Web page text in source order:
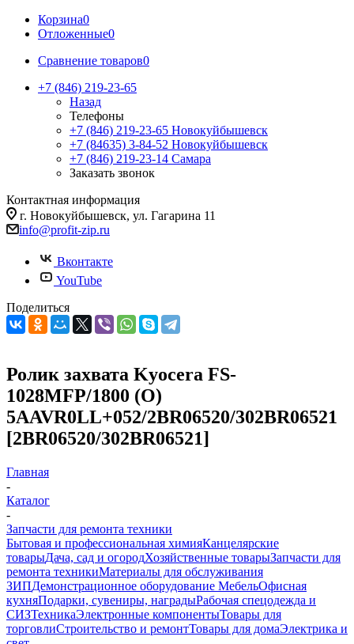
Корзина0
Отложенные0
Сравнение товаров0
+7 (846) 219-23-65
Назад
Телефоны
+7 (846) 219-23-65 Новокуйбышевск
+7 (84635) 3-84-52 Новокуйбышевск
+7 (846) 219-23-14 Самара
Заказать звонок
Контактная информация
г. Новокуйбышевск, ул. Гагарина 11
info@profit-zip.ru
Вконтакте
YouTube
Поделиться
Ролик захвата Kyocera FS-
1028MFP/1800 (О)
5AAVR0LL+052/2BR06520/302BR06521
[2BR06520/302BR06521]
Главная
-
Каталог
-
Запчасти для ремонта техники
Бытовая и профессиональная химияКанцелярские
товарыДача, сад и огородХозяйственные товарыЗапчасти для
ремонта техникиМатериалы для обслуживания
ЗИПДемонстрационное оборудование МебельОфисная
кухняПодарки, сувениры, наградыРабочая спецодежда и
СИЗТехникаЭлектронные компонентыТовары для
торговлиСтроительство и ремонтТовары для домаЭлектрика и